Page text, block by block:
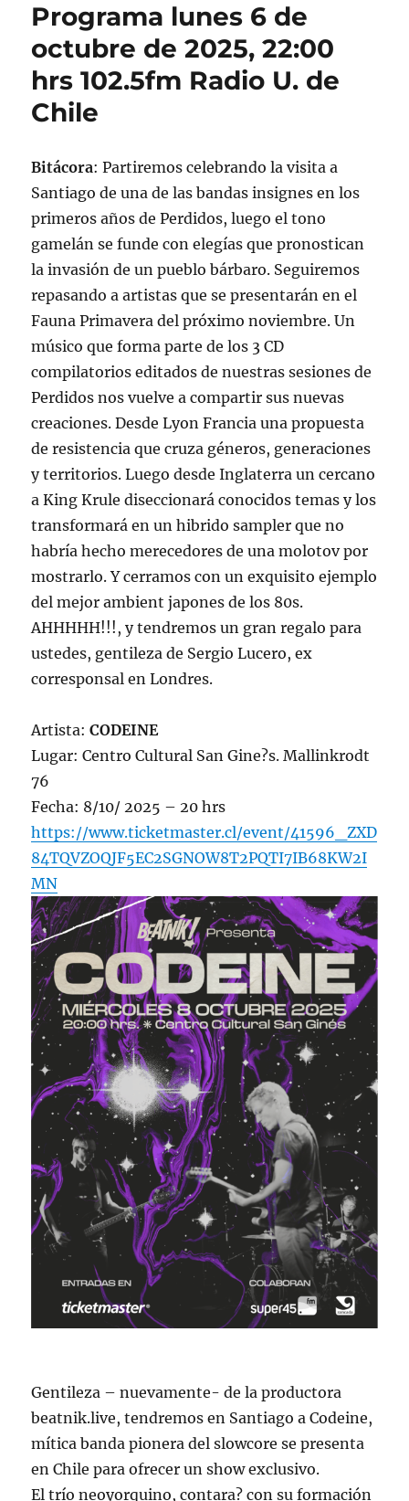
6
octubre
de
2025
Programa lunes 6 de
octubre de 2025, 22:00
hrs 102.5fm Radio U. de
Chile
Bitácora: Partiremos celebrando la visita a
Santiago de una de las bandas insignes en los
primeros años de Perdidos, luego el tono
gamelán se funde con elegías que pronostican
la invasión de un pueblo bárbaro. Seguiremos
repasando a artistas que se presentarán en el
Fauna Primavera del próximo noviembre. Un
músico que forma parte de los 3 CD
compilatorios editados de nuestras sesiones de
Perdidos nos vuelve a compartir sus nuevas
creaciones. Desde Lyon Francia una propuesta
de resistencia que cruza géneros, generaciones
y territorios. Luego desde Inglaterra un cercano
a King Krule diseccionará conocidos temas y los
transformará en un hibrido sampler que no
habría hecho merecedores de una molotov por
mostrarlo. Y cerramos con un exquisito ejemplo
del mejor ambient japones de los 80s.
AHHHHH!!!, y tendremos un gran regalo para
ustedes, gentileza de Sergio Lucero, ex
corresponsal en Londres.
Artista:CODEINE
Lugar: Centro Cultural San Gine?s. Mallinkrodt
76
Fecha: 8/10/ 2025 – 20 hrs
https://www.ticketmaster.cl/event/41596_ZXD
84TQVZOQJF5EC2SGNOW8T2PQTI7IB68KW2I
MN
Gentileza – nuevamente- de la productora
beatnik.live, tendremos en Santiago a Codeine,
mítica banda pionera del slowcore se presenta
en Chile para ofrecer un show exclusivo.
El trío neoyorquino, contara? con su formación